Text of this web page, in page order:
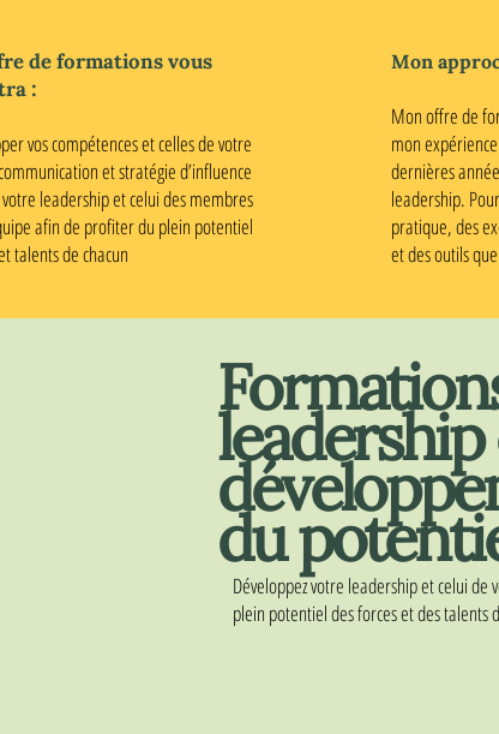
de formations vous
:
vos compétences et celles de votre
et stratégie d’influence
votre leadership et celui des membres
afin de profiter du plein potentiel
talents de chacun
Mon
Mon offre de
mon
dernières
leadership.
pratique, des
et des outils
leadership
du
Développez votre leadership et celui
plein potentiel des forces et des talents